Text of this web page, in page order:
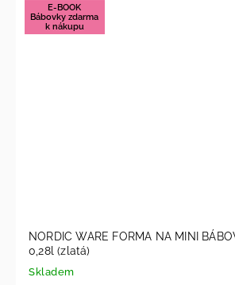
E-BOOK
Bábovky zdarma
k nákupu
NORDIC WARE FORMA NA MINI BÁBOVKY - CHARMS
0,28l (zlatá)
Skladem